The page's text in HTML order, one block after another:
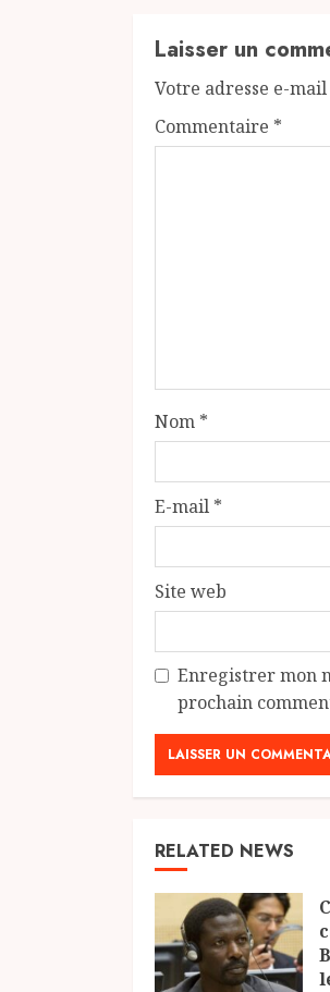
Laisser un
Votre adresse e-
Commentaire *
Nom *
E-mail *
Site web
Enregistrer mon
prochain
RELATED NEWS